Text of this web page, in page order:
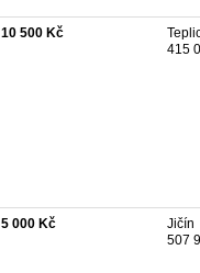
10 500 Kč
415
5 000 Kč
Jičín
507